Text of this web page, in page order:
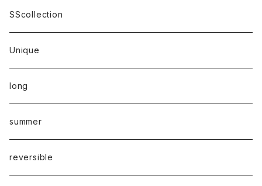
SScollection
Unique
long
summer
reversible